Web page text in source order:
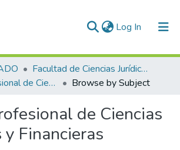
Log In (current)
Facultad de Ciencias Jurídicas y Empresariales
Escuela Profesional de Ciencias Contables y Financieras
Browse by Subject
de Ciencias
Financieras